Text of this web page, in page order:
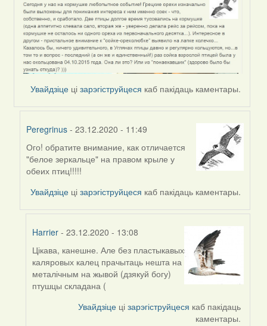
Увайдзіце цізарэгіструйцеся каб пакідаць каментары.
Peregrinus - 23.12.2020 - 11:49
In
reply
to
by
Peregrinus
Ого! обратите внимание, как отличается
"белое зеркальце" на правом крыле у
обеих птиц!!!!!
Увайдзіце цізарэгіструйцеся каб пакідаць каментары.
Harrier- 23.12.2020 - 13:08
In
reply
to
by
Цікава, канешне. Але без пластыкавых
каляровых калец прачытаць нешта на
металічным на жывой (дзякуй богу)
птушцы складана (
Увайдзіце цізарэгіструйцеся каб пакідаць
каментары.